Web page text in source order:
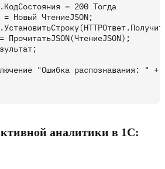
= 200 Тогда
Новый ЧтениеJSON;
ПрочитатьJSON(ЧтениеJSON);
"Ошибка распознавания: " +
аналитики в 1C: